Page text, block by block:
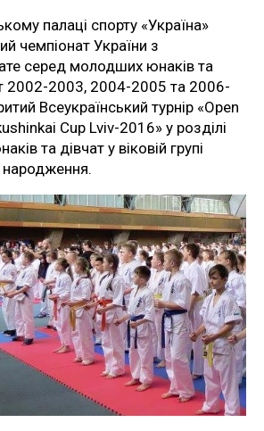
палаці спорту «Україна»
чемпіонат України з
серед молодших юнаків та
2002-2003, 2004-2005 та 2006-
Всеукраїнський турнір «Open
Cup Lviv-2016» у розділі
та дівчат у віковій групі